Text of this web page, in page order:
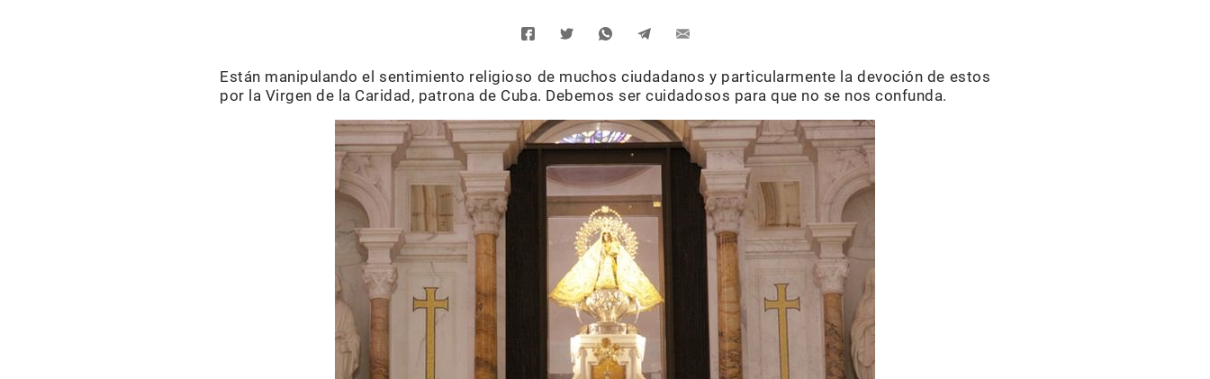
Están manipulando el sentimiento religioso de muchos ciudadanos y particularmente la devoción de estos
por la Virgen de la Caridad, patrona de Cuba. Debemos ser cuidadosos para que no se nos confunda.